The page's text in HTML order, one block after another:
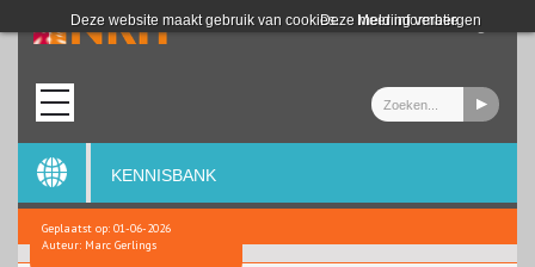
Deze website maakt gebruik van cookies. Meer informatie
Deze melding verbergen
Login
KENNISBANK
Geplaatst op: 01-06-2026
Auteur: Marc Gerlings